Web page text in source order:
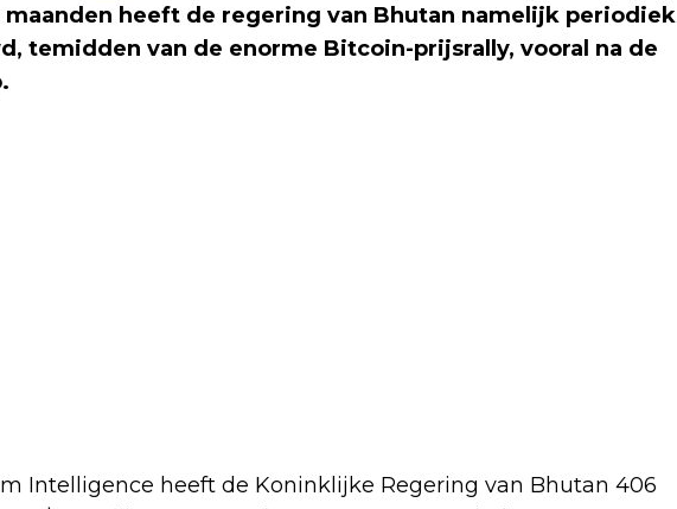
heeft de regering van Bhutan namelijk periodiek
temidden van de enorme Bitcoin-prijsrally, vooral na de
Intelligence heeft de Koninklijke Regering van Bhutan 406